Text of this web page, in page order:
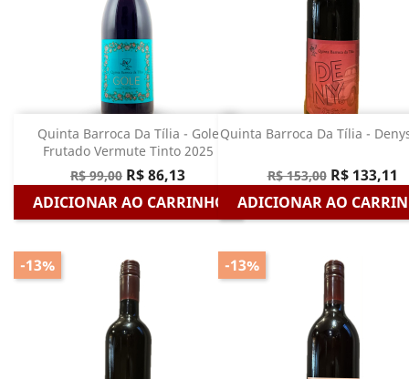
Quinta Barroca Da Tília - Gole
Frutado Vermute Tinto 2025
R$ 99,00 R$ 86,13
ADICIONAR AO CARRINHO
Quinta Barroca Da Tília -
R$ 153,00 R$ 133,11
ADICIONAR AO
-13% -13%